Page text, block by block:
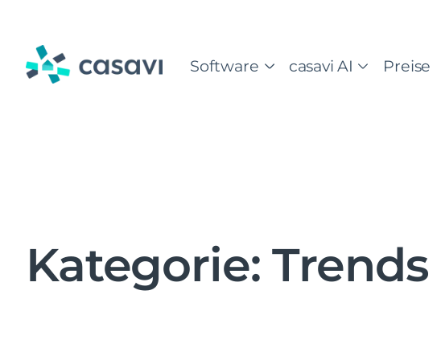
springen
Software casavi AI Preise
Kategorie:Trends